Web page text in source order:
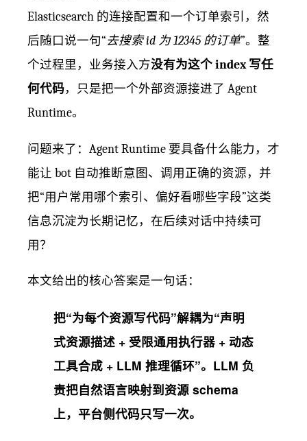
Elasticsearch 的连接配置和一个订单索引，然
后随口说一句“去搜索 id 为 12345 的订单”。整
个过程里，业务接入方没有为这个 index 写任
何代码，只是把一个外部资源接进了 Agent
Runtime。
问题来了：Agent Runtime 要具备什么能力，才
能让 bot 自动推断意图、调用正确的资源，并
把“用户常用哪个索引、偏好看哪些字段”这类
信息沉淀为长期记忆，在后续对话中持续可
用？
本文给出的核心答案是一句话：
把“为每个资源写代码”解耦为“声明
式资源描述 + 受限通用执行器 + 动态
工具合成 + LLM 推理循环”。LLM 负
责把自然语言映射到资源 schema
上，平台侧代码只写一次。